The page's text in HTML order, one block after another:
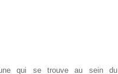
qui se trouve au sein du